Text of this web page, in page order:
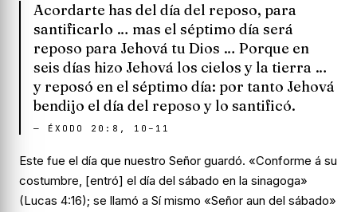
Acordarte has del día del reposo, para
santificarlo … mas el séptimo día será
reposo para Jehová tu Dios … Porque en
seis días hizo Jehová los cielos y la tierra …
y reposó en el séptimo día: por tanto Jehová
bendijo el día del reposo y lo santificó.
— ÉXODO 20:8, 10–11
Este fue el día que nuestro Señor guardó. «Conforme á su
costumbre, [entró] el día del sábado en la sinagoga»
(Lucas 4:16); se llamó a Sí mismo «Señor aun del sábado»